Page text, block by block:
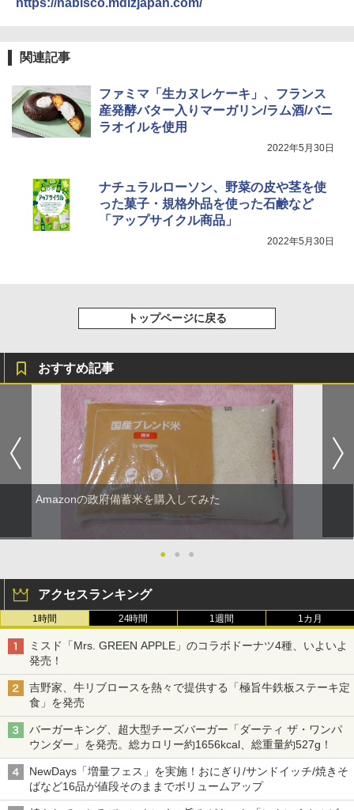
4
カップヌードル カップヌードルPRO シ
ーフードヌードル 高たんぱく&低糖質 さ
らに塩分控えめ 78g×12個
マルちゃん マルちゃんZUBAAAN! 横浜
家系醤油豚骨 3食パック 130g×3食
能 自動メニュー33種 簡単お手入れ ブラ
4
TOSHIBA(東芝) スチームオーブンレン
ジ 石窯ドーム ER-D80A(K) ブラック 25
0℃ 1段調理 フラットテーブル 電子レン
ジ 赤外線センサー ノンフライ調理 簡単
￥34,546
￥44,800
関連記事
ファミマ「生カヌレケーキ」、フランス
産発酵バター入りマーガリン/ラム酒/バニ
ラオイルを使用
2022年5月30日
ナチュラルローソン、野菜の皮や茎を使
った菓子・規格外品を使った石鹸など
「アップサイクル商品」
2022年5月30日
トップページに戻る
おすすめ記事
Amazonの政府備蓄米を購入してみた
● ● ●
アクセスランキング
1時間 24時間 1週間 1カ月
ミスド「Mrs. GREEN APPLE」のコラボドーナツ4種、いよいよ
発売！
吉野家、牛リブロースを熱々で提供する「極旨牛鉄板ステーキ定
食」を発売
バーガーキング、超大型チーズバーガー「ダーティ ザ・ワンパ
ウンダー」を発売。総カロリー約1656kcal、総重量約527g！
NewDays「増量フェス」を実施！おにぎり/サンドイッチ/焼きそ
ばなど16品が値段そのままでボリュームアップ